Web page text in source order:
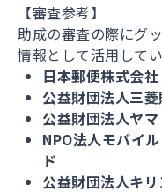
【審査参考】
助成の審査の際にグ
情報として活用してい
日本郵便株式会社
公益財団法人三
公益財団法人ヤ
NPO法人モバイ
ド
公益財団法人キ